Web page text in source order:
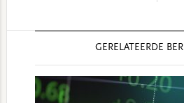
GERELATEERDE